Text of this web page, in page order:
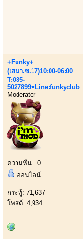
+Funky+
(เสนา.ซ.17)10:00-06:00
T:085-
5027899♥Line:funkyclub
Moderator
ความหื่น : 0
ออนไลน์
กระทู้: 71,637
โพสต์: 4,934